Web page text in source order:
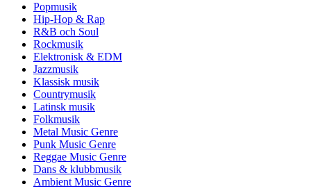
Popmusik
Hip-Hop & Rap
R&B och Soul
Rockmusik
Elektronisk & EDM
Jazzmusik
Klassisk musik
Countrymusik
Latinsk musik
Folkmusik
Metal Music Genre
Punk Music Genre
Reggae Music Genre
Dans & klubbmusik
Ambient Music Genre